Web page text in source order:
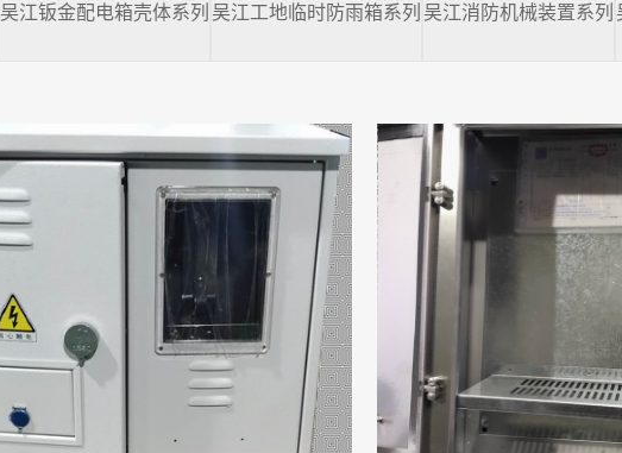
吴江钣金配电箱壳体系列 吴江工地临时防雨箱系列 吴江消防机械装置系列